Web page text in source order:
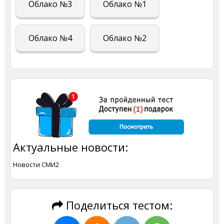
Облако №3 Облако №1
Облако №4 Облако №2
Актуальные новости:
Новости СМИ2
Поделиться тестом: